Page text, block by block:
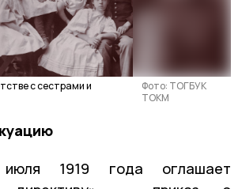
с сестрами и
Фото: ТОГБУК
ТОКМ
1919 года оглашает